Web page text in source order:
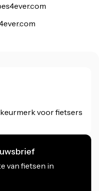
keurmerk voor fietsers
van fietsen in